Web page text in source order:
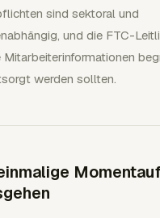
sind sektoral und
und die FTC-
werden sollten.